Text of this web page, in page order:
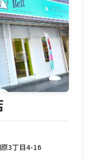
3丁目4-16